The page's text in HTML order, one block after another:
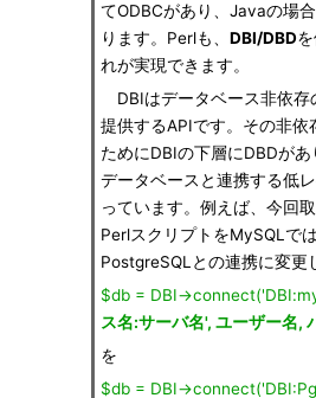
てODBCがあり、Javaの場
ります。Perlも、 DBI/DBD
れが実現できます。
DBIはデータベース非依存
提供するAPIです。その非依
ためにDBIの下層にDBDが
データベースと連携する低
っています。例えば、今回
PerlスクリプトをMySQLで
PostgreSQLとの連携に変更
$db = DBI-
ス名:サーバ名', ユーザー名,
を
$db = DBI-